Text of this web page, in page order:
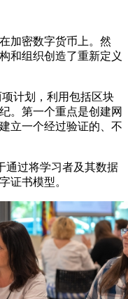
加密数字货币上。然
和组织创造了重新定义
项计划，利用包括区块
。第一个重点是创建网
立一个经过验证的、不
通过将学习者及其数据
证书模型。